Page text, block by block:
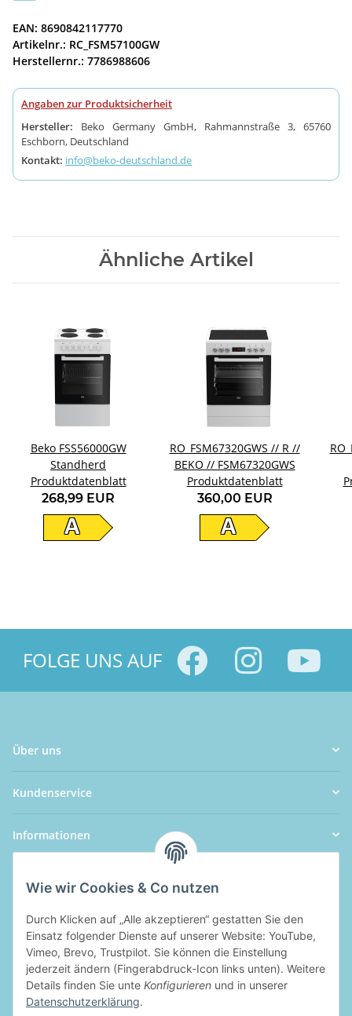
EAN: 8690842117770
Artikelnr.: RC_FSM57100GW
Herstellernr.: 7786988606
Angaben zur Produktsicherheit
Hersteller: Beko Germany GmbH, Rahmannstraße 3, 65760
Eschborn, Deutschland
Kontakt: info@beko-deutschland.de
Ähnliche Artikel
Beko FSS56000GW
Standherd
Produktdatenblatt
268,99 EUR
A
RO_FSM67320GWS // R //
BEKO // FSM67320GWS
Produktdatenblatt
360,00 EUR
A
FOLGE UNS AUF
Über uns
Kundenservice
Informationen
Wie wir Cookies & Co nutzen
Durch Klicken auf „Alle akzeptieren“ gestatten Sie den
Einsatz folgender Dienste auf unserer Website: YouTube,
Vimeo, Brevo, Trustpilot. Sie können die Einstellung
jederzeit ändern (Fingerabdruck-Icon links unten). Weitere
Details finden Sie unte Konfigurieren und in unserer
Datenschutzerklärung.